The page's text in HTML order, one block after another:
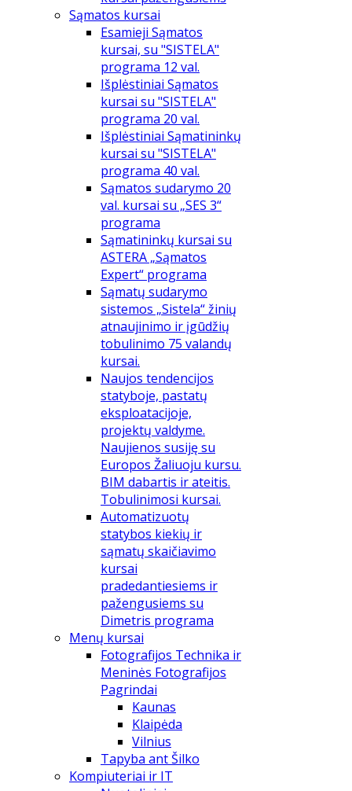
Sąmatos kursai
Esamieji Sąmatos
kursai, su "SISTELA"
programa 12 val.
Išplėstiniai Sąmatos
kursai su "SISTELA"
programa 20 val.
Išplėstiniai Sąmatininkų
kursai su "SISTELA"
programa 40 val.
Sąmatos sudarymo 20
val. kursai su „SES 3“
programa
Sąmatininkų kursai su
ASTERA „Sąmatos
Expert“ programa
Sąmatų sudarymo
sistemos „Sistela“ žinių
atnaujinimo ir įgūdžių
tobulinimo 75 valandų
kursai.
Naujos tendencijos
statyboje, pastatų
eksploatacijoje,
projektų valdyme.
Naujienos susiję su
Europos Žaliuoju kursu.
BIM dabartis ir ateitis.
Tobulinimosi kursai.
Automatizuotų
statybos kiekių ir
sąmatų skaičiavimo
kursai
pradedantiesiems ir
pažengusiems su
Dimetris programa
Menų kursai
Fotografijos Technika ir
Meninės Fotografijos
Pagrindai
Kaunas
Klaipėda
Vilnius
Tapyba ant Šilko
Kompiuteriai ir IT